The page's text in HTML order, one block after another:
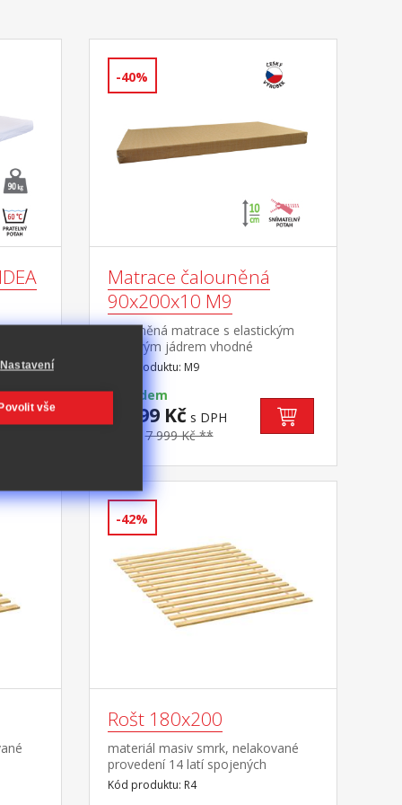
strany
a
-40%
Matrace čalouněná
90x200x10 M9
čalouněná matrace s elastickým
pěnovým jádrem vhodné
příslušenství k posteli 8808, 8809 a
čalouněným válcem M10
Kód produktu: M9
Skladem
4 799 Kč s DPH
7 999 Kč **
-42%
Rošt 180x200
materiál masiv smrk, nelakované
provedení 14 latí spojených
textilním tkalounem
Kód produktu: R4
Nastavení
vše